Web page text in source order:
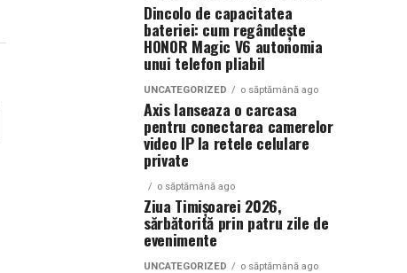
Dincolo de capacitatea
bateriei: cum regândește
HONOR Magic V6 autonomia
unui telefon pliabil
UNCATEGORIZED o săptămână ago
Axis lanseaza o carcasa
pentru conectarea camerelor
video IP la retele celulare
private
o săptămână ago
Ziua Timișoarei 2026,
sărbătorită prin patru zile de
evenimente
UNCATEGORIZED o săptămână ago